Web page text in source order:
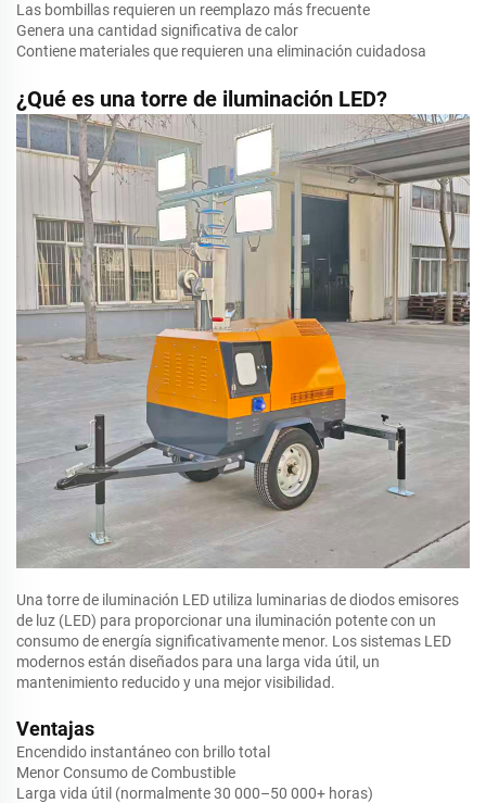
Las bombillas requieren un reemplazo más frecuente
Genera una cantidad significativa de calor
Contiene materiales que requieren una eliminación cuidadosa
¿Qué es una torre de iluminación LED?
Una torre de iluminación LED utiliza luminarias de diodos emisores
de luz (LED) para proporcionar una iluminación potente con un
consumo de energía significativamente menor. Los sistemas LED
modernos están diseñados para una larga vida útil, un
mantenimiento reducido y una mejor visibilidad.
Ventajas
Encendido instantáneo con brillo total
Menor Consumo de Combustible
Larga vida útil (normalmente 30 000–50 000+ horas)